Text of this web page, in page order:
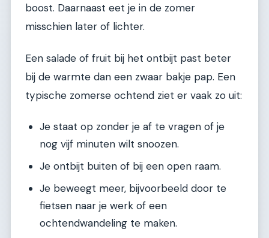
boost. Daarnaast eet je in de zomer
misschien later of lichter.
Een salade of fruit bij het ontbijt past beter
bij de warmte dan een zwaar bakje pap. Een
typische zomerse ochtend ziet er vaak zo uit:
Je staat op zonder je af te vragen of je
nog vijf minuten wilt snoozen.
Je ontbijt buiten of bij een open raam.
Je beweegt meer, bijvoorbeeld door te
fietsen naar je werk of een
ochtendwandeling te maken.